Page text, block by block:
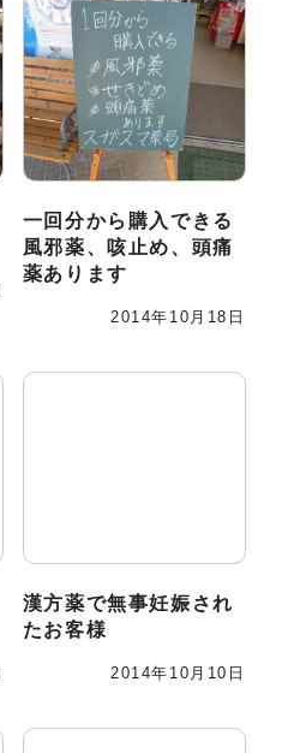
一回分から購入できる
風邪薬、咳止め、頭痛
薬あります
2014年10月18日
漢方薬で無事妊娠され
たお客様
2014年10月10日